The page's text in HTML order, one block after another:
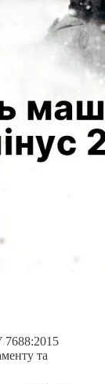
7688:2015
та